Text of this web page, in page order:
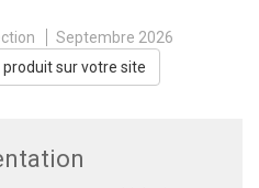
Septembre 2026
sur votre site